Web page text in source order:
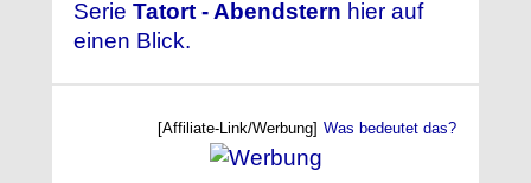
Serie Tatort - Abendstern hier auf
einen Blick.
[Affiliate-Link/Werbung] Was bedeutet das?